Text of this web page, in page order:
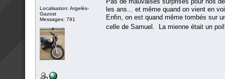
Localisation: Argelès-
Gazost
Messages: 791
les ans... et même quand on vient en
Enfin, on est quand même tombés sur
celle de Samuel. La mienne était un